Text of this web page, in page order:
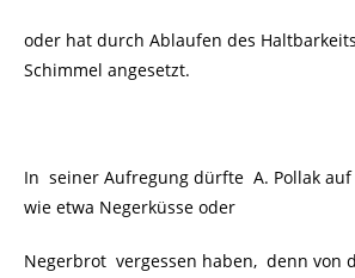
oder hat durch Ablaufen des
Schimmel angesetzt.
In seiner Aufregung dürfte A. Pollak auf
wie etwa Negerküsse oder
Negerbrot vergessen haben, denn von